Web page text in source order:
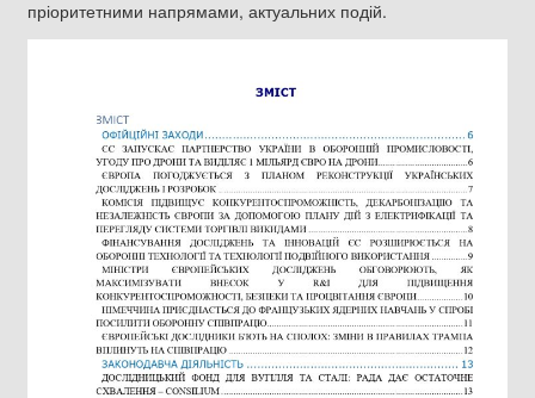
пріоритетними напрямами, актуальних подій.